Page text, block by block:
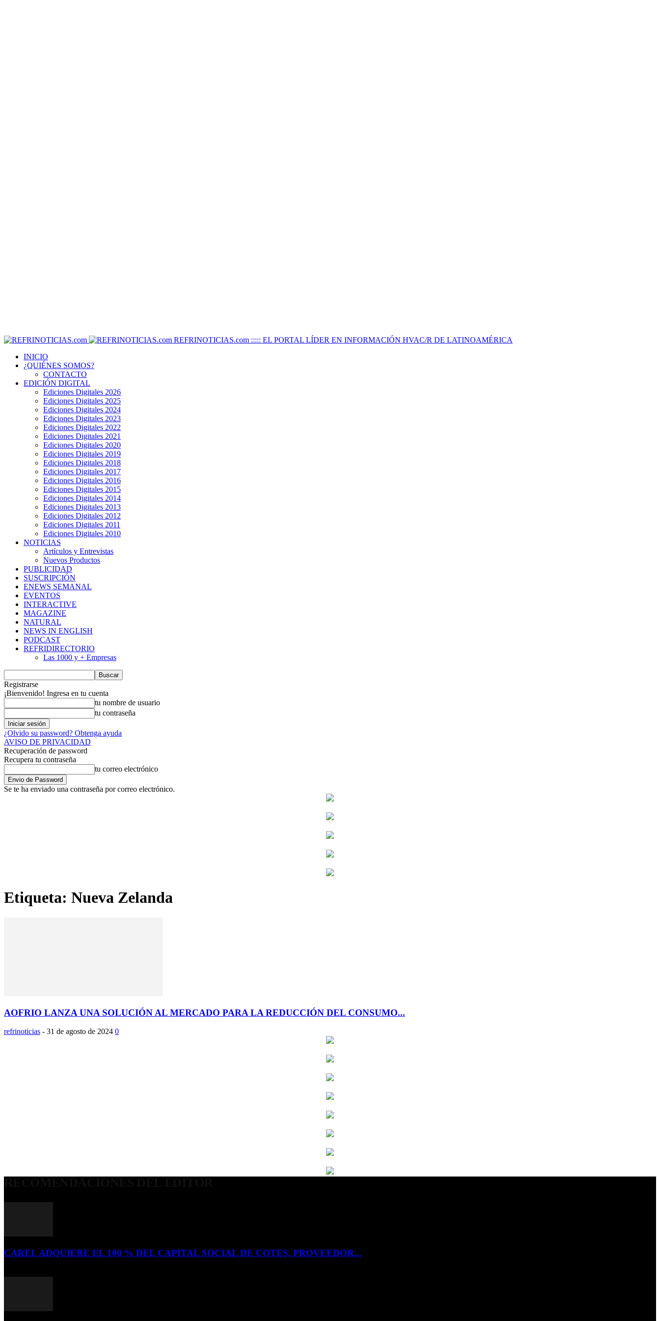
REFRINOTICIAS.com ::::: EL PORTAL LÍDER EN INFORMACIÓN HVAC/R DE LATINOAMÉRICA
INICIO
¿QUIÉNES SOMOS?
CONTACTO
EDICIÓN DIGITAL
Ediciones Digitales 2026
Ediciones Digitales 2025
Ediciones Digitales 2024
Ediciones Digitales 2023
Ediciones Digitales 2022
Ediciones Digitales 2021
Ediciones Digitales 2020
Ediciones Digitales 2019
Ediciones Digitales 2018
Ediciones Digitales 2017
Ediciones Digitales 2016
Ediciones Digitales 2015
Ediciones Digitales 2014
Ediciones Digitales 2013
Ediciones Digitales 2012
Ediciones Digitales 2011
Ediciones Digitales 2010
NOTICIAS
Artículos y Entrevistas
Nuevos Productos
PUBLICIDAD
SUSCRIPCIÓN
ENEWS SEMANAL
EVENTOS
INTERACTIVE
MAGAZINE
NATURAL
NEWS IN ENGLISH
PODCAST
REFRIDIRECTORIO
Las 1000 y + Empresas
Registrarse
¡Bienvenido! Ingresa en tu cuenta
tu nombre de usuario
tu contraseña
¿Olvido su password? Obtenga ayuda
AVISO DE PRIVACIDAD
Recuperación de password
Recupera tu contraseña
tu correo electrónico
Se te ha enviado una contraseña por correo electrónico.
Etiqueta: Nueva Zelanda
AOFRIO LANZA UNA SOLUCIÓN AL MERCADO PARA LA REDUCCIÓN DEL CONSUMO...
refrinoticias - 31 de agosto de 2024 0
CAREL ADQUIERE EL 100 % DEL CAPITAL SOCIAL DE COTES, PROVEEDOR...